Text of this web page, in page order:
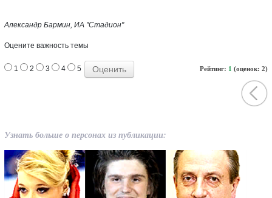
Александр Бармин, ИА "Стадион"
Оцените важность темы
Рейтинг: 1 (оценок: 2)
1 2 3 4 5
Узнать больше о персонах из публикации: